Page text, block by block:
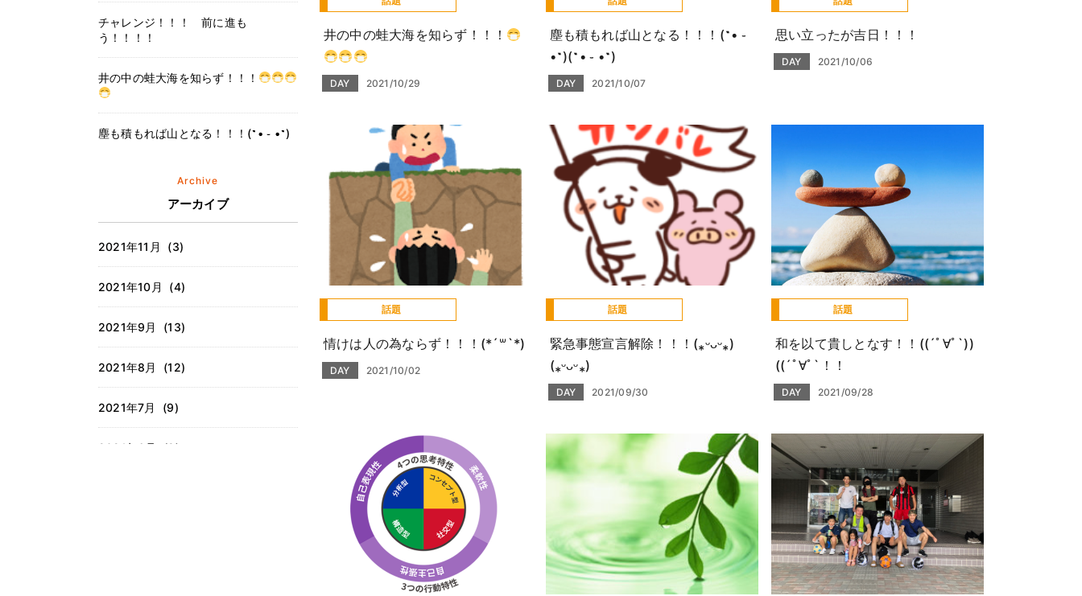
チャレンジ！！！ 前に進も
う！！！！
井の中の蛙大海を知らず！！！
塵も積もれば山となる！！！(˶• ֊ •˶)
Archive
アーカイブ
2021年11月 (3)
2021年10月 (4)
2021年9月 (13)
2021年8月 (12)
2021年7月 (9)
2021年6月 (9)
井の中の蛙大海を知らず！！！
DAY 2021/10/29
塵も積もれば山となる！！！(˶• ֊
•˶)(˶• ֊ •˶)
DAY 2021/10/07
思い立ったが吉日！！！
DAY 2021/10/06
話題
情けは人の為ならず！！！(*´꒳`*)
DAY 2021/10/02
話題
緊急事態宣言解除！！！(⁎ᵕᴗᵕ⁎)
(⁎ᵕᴗᵕ⁎)
DAY 2021/09/30
話題
和を以て貴しとなす！！((´ﾟ∀ﾟ`))
((´ﾟ∀ﾟ`！！
DAY 2021/09/28